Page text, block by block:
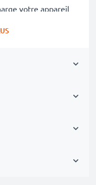
votre appareil